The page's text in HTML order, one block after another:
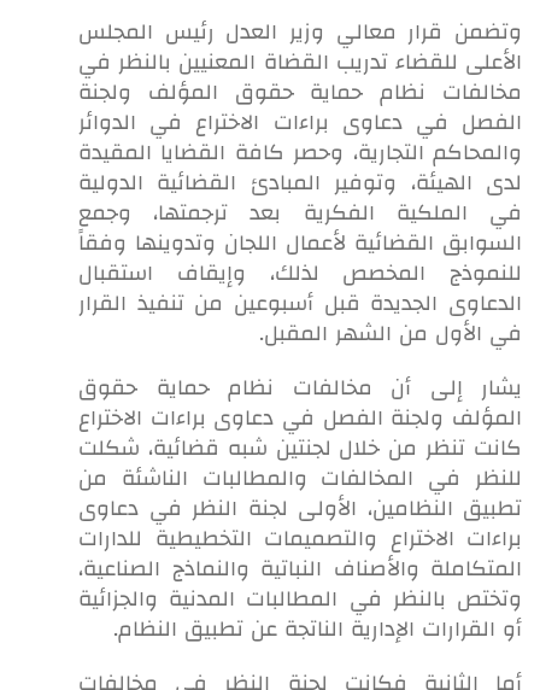
وتضمن قرار معالي وزير العدل رئيس المجلس
الأعلى للقضاء تدريب القضاة المعنيين بالنظر في
مخالفات نظام حماية حقوق المؤلف ولجنة
الفصل في دعاوى براءات الاختراع في الدوائر
والمحاكم التجارية، وحصر كافة القضايا المقيدة
لدى الهيئة، وتوفير المبادئ القضائية الدولية
في الملكية الفكرية بعد ترجمتها، وجمع
السوابق القضائية لأعمال اللجان وتدوينها وفقاً
للنموذج المخصص لذلك، وإيقاف استقبال
الدعاوى الجديدة قبل أسبوعين من تنفيذ القرار
في الأول من الشهر المقبل.
يشار إلى أن مخالفات نظام حماية حقوق
المؤلف ولجنة الفصل في دعاوى براءات الاختراع
كانت تنظر من خلال لجنتين شبه قضائية، شكلت
للنظر في المخالفات والمطالبات الناشئة من
تطبيق النظامين، الأولى لجنة النظر في دعاوى
براءات الاختراع والتصميمات التخطيطية للدارات
المتكاملة والأصناف النباتية والنماذج الصناعية،
وتختص بالنظر في المطالبات المدنية والجزائية
أو القرارات الإدارية الناتجة عن تطبيق النظام.